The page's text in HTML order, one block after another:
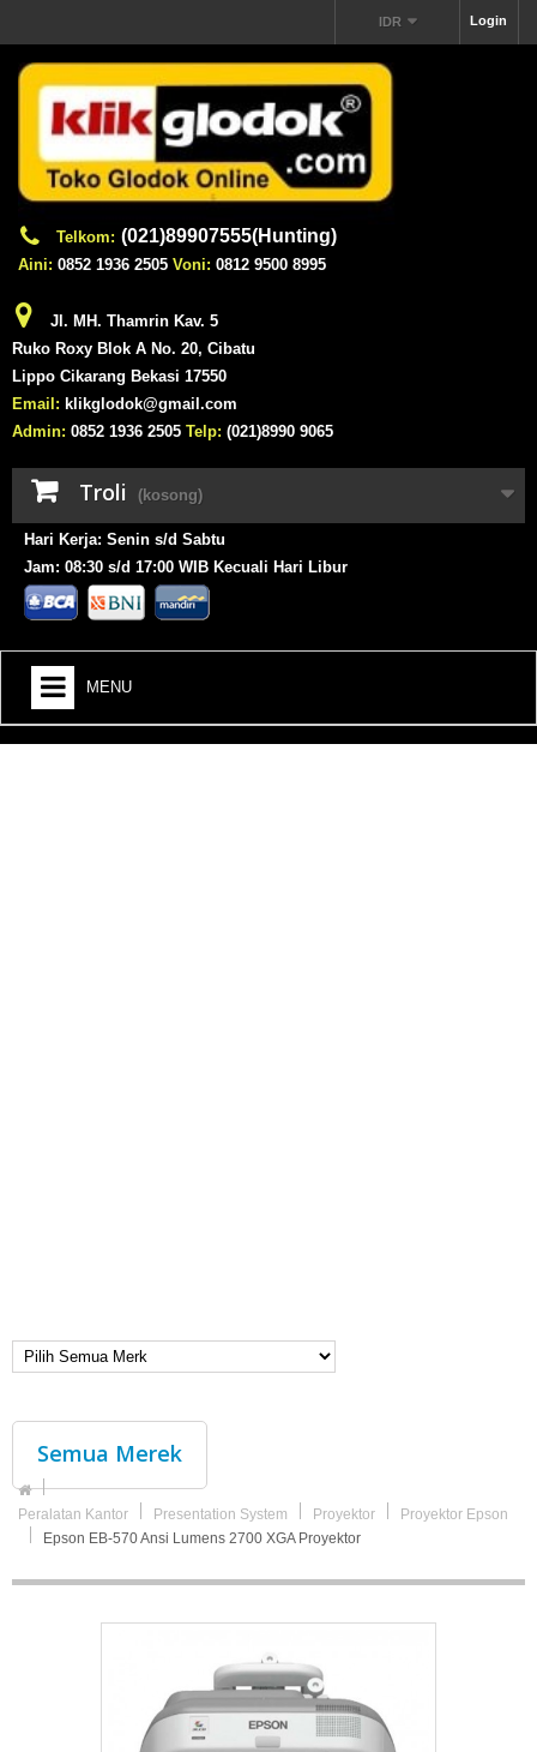
Login
IDR
Telkom: (021)89907555(Hunting)
Aini: 0852 1936 2505 Voni: 0812 9500 8995
Jl. MH. Thamrin Kav. 5
Ruko Roxy Blok A No. 20, Cibatu
Lippo Cikarang Bekasi 17550
Email: klikglodok@gmail.com
Admin: 0852 1936 2505 Telp: (021)8990 9065
Troli (kosong)
Hari Kerja: Senin s/d Sabtu
Jam: 08:30 s/d 17:00 WIB Kecuali Hari Libur
MENU
Semua Merek
Peralatan Kantor Presentation System Proyektor
Proyektor Epson
Epson EB-570 Ansi Lumens 2700 XGA Proyektor